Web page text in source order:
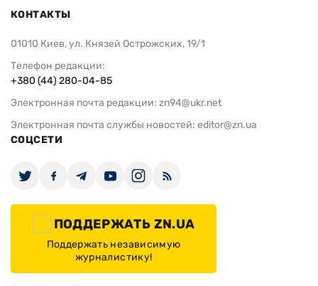
КОНТАКТЫ
01010 Киев, ул. Князей Острожских, 19/1
Телефон редакции:
+380 (44) 280-04-85
Электронная почта редакции: zn94@ukr.net
Электронная почта службы новостей: editor@zn.ua
СОЦСЕТИ
ПОДДЕРЖАТЬ ZN.UA
Поддержать независимую
журналистику!